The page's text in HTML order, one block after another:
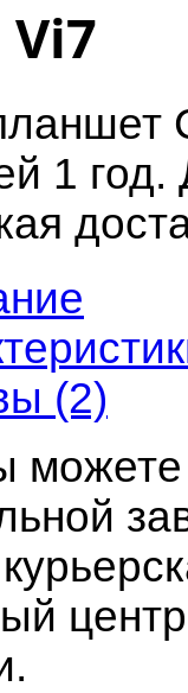
1
(2)
можете